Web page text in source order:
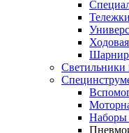
Тележки
Наборы